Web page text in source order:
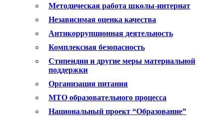
Методическая работа школы-интернат
Независимая оценка качества
Антикоррупционная деятельность
Комплексная безопасность
Стипендии и другие меры материальной
поддержки
Организация питания
МТО образовательного процесса
Национальный проект “Образование”